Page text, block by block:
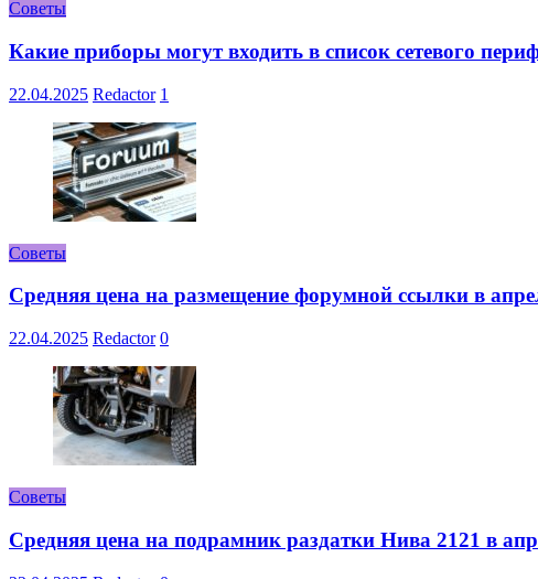
Советы
Какие приборы могут входить в список сетевого
22.04.2025 Redactor 1
Советы
Средняя цена на размещение форумной ссылки в
22.04.2025 Redactor 0
Советы
Средняя цена на подрамник раздатки Нива 2121 в